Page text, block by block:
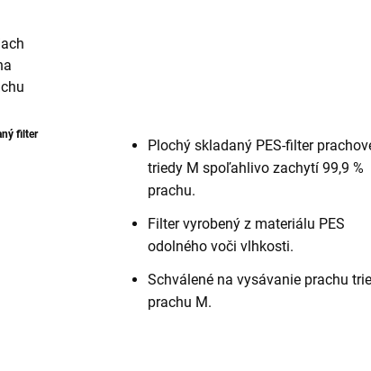
filter
Plochý skladaný PES-filter
triedy M spoľahlivo zachytí 99,9 %
prachu.
Filter vyrobený z materiálu PES
odolného voči vlhkosti.
Schválené na vysávanie prachu
prachu M.